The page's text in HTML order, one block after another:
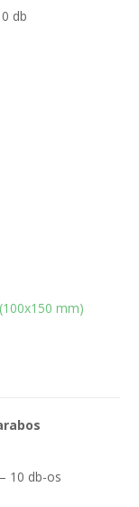
db
mm)
10 db-os